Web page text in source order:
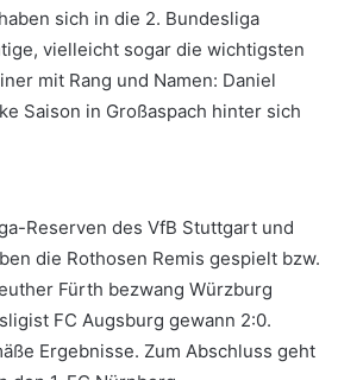
sich in die 2. Bundesliga
vielleicht sogar die wichtigsten
mit Rang und Namen: Daniel
Saison in Großaspach hinter sich
Reserven des VfB Stuttgart und
die Rothosen Remis gespielt bzw.
Fürth bezwang Würzburg
FC Augsburg gewann 2:0.
Ergebnisse. Zum Abschluss geht